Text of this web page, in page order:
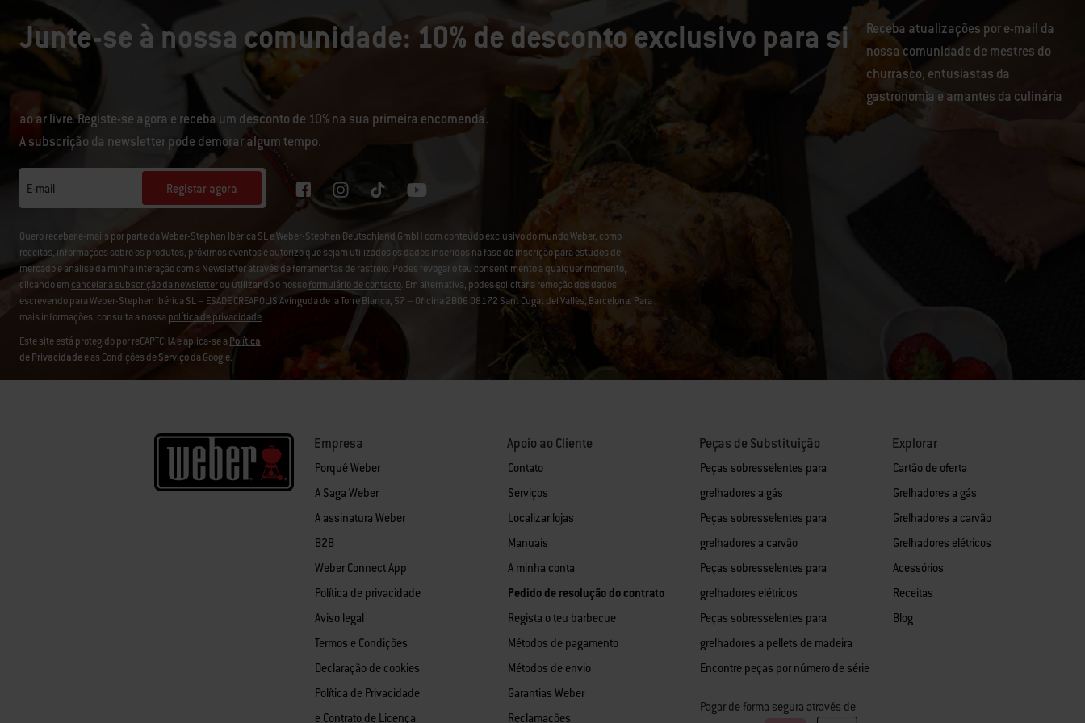
Junte-se à nossa comunidade: 10% de desconto exclusivo para si
Receba atualizações por e-mail da
nossa comunidade de mestres do
churrasco, entusiastas da
gastronomia e amantes da culinária
ao ar livre. Registe-se agora e receba um desconto de 10% na sua primeira encomenda.
A subscrição da newsletter pode demorar algum tempo.
E-mail Registar agora
Quero receber e-mails por parte da Weber-Stephen Ibérica SL e Weber-Stephen Deutschland GmbH com conteúdo exclusivo do mundo Weber, como
receitas, informações sobre os produtos, próximos eventos e autorizo que sejam utilizados os dados inseridos na fase de inscrição para estudos de
mercado e análise da minha interação com a Newsletter através de ferramentas de rastreio. Podes revogar o teu consentimento a qualquer momento,
clicando em cancelar a subscrição da newsletterou utilizando o nossoformulário de contacto. Em alternativa, podes solicitar a remoção dos dados
escrevendo para Weber-Stephen Ibérica SL – ESADE CREAPOLIS Avinguda de la Torre Blanca, 57 – Oficina 2B06 08172 Sant Cugat del Vallès, Barcelona. Para
mais informações, consulta a nossa política de privacidade.
Este site está protegido por reCAPTCHA e aplica-se aPolítica
de Privacidadee as Condições deServiçoda Google.
Empresa
Porquê Weber
A Saga Weber
A assinatura Weber
B2B
Weber Connect App
Política de privacidade
Aviso legal
Termos e Condições
Declaração de cookies
Política de Privacidade
e Contrato de Licença
Apoio ao Cliente
Contato
Serviços
Localizar lojas
Manuais
A minha conta
Pedido de resolução do contrato
Regista o teu barbecue
Métodos de pagamento
Métodos de envio
Garantias Weber
Reclamações
Peças de Substituição
Peças sobresselentes para
grelhadores a gás
Peças sobresselentes para
grelhadores a carvão
Peças sobresselentes para
grelhadores elétricos
Peças sobresselentes para
grelhadores a pellets de madeira
Encontre peças por número de série
Pagar de forma segura através de
Explorar
Cartão de oferta
Grelhadores a gás
Grelhadores a carvão
Grelhadores elétricos
Acessórios
Receitas
Blog